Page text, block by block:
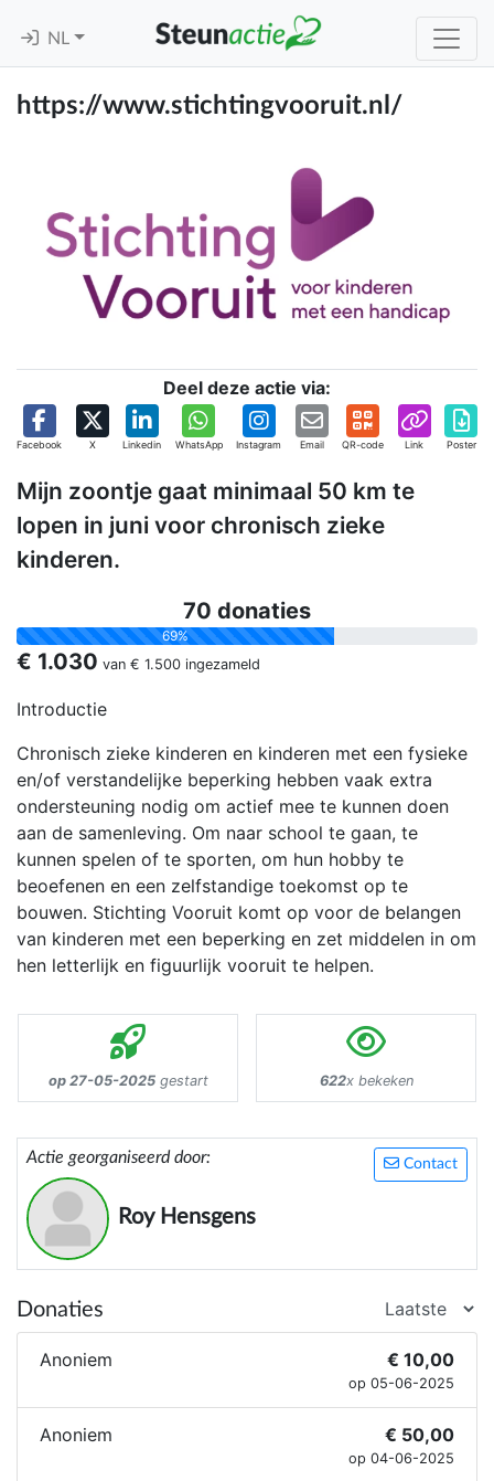
NL
https://www.stichtingvooruit.nl/
Deel deze actie via:
Facebook X Linkedin WhatsApp Instagram Email QR-code Link Poster
Mijn zoontje gaat minimaal 50 km te
lopen in juni voor chronisch zieke
kinderen.
70 donaties
69%
€ 1.030 van € 1.500 ingezameld
Introductie
Chronisch zieke kinderen en kinderen met een fysieke
en/of verstandelijke beperking hebben vaak extra
ondersteuning nodig om actief mee te kunnen doen
aan de samenleving. Om naar school te gaan, te
kunnen spelen of te sporten, om hun hobby te
beoefenen en een zelfstandige toekomst op te
bouwen. Stichting Vooruit komt op voor de belangen
van kinderen met een beperking en zet middelen in om
hen letterlijk en figuurlijk vooruit te helpen.
op 27-05-2025gestart 622x bekeken
Contact
Actie georganiseerd door:
Roy Hensgens
Donaties
Anoniem € 10,00
op 05-06-2025
Anoniem € 50,00
op 04-06-2025